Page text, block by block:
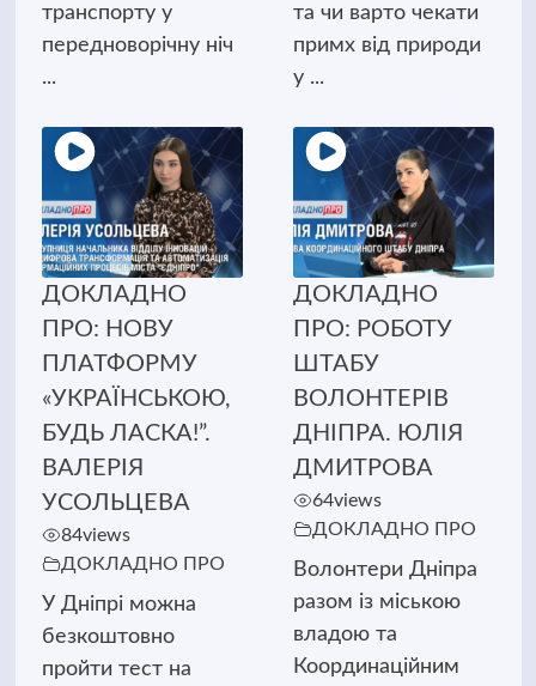
транспорту у
передноворічну ніч
...
та чи варто чекати
примх від природи
у ...
ДОКЛАДНО
ПРО: НОВУ
ПЛАТФОРМУ
«УКРАЇНСЬКОЮ,
БУДЬ ЛАСКА!”.
ВАЛЕРІЯ
УСОЛЬЦЕВА
84views
ДОКЛАДНО ПРО
У Дніпрі можна
безкоштовно
пройти тест на
ДОКЛАДНО
ПРО: РОБОТУ
ШТАБУ
ВОЛОНТЕРІВ
ДНІПРА. ЮЛІЯ
ДМИТРОВА
64views
ДОКЛАДНО ПРО
Волонтери Дніпра
разом із міською
владою та
Координаційним